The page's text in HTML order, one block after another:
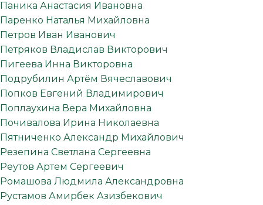
Паника Анастасия Ивановна
Паренко Наталья Михайловна
Петров Иван Иванович
Петряков Владислав Викторович
Пигеева Инна Викторовна
Подрубилин Артём Вячеславович
Попков Евгений Владимирович
Поплаухина Вера Михайловна
Почивалова Ирина Николаевна
Пятниченко Александр Михайлович
Резепина Светлана Сергеевна
Реутов Артем Сергеевич
Ромашова Людмила Александровна
Рустамов Амирбек Азизбекович